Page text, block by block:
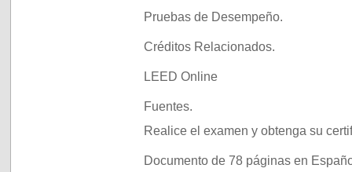
Pruebas de Desempeño.
Créditos Relacionados.
LEED Online
Fuentes.
Realice el examen y obtenga su
Documento de 78 páginas en